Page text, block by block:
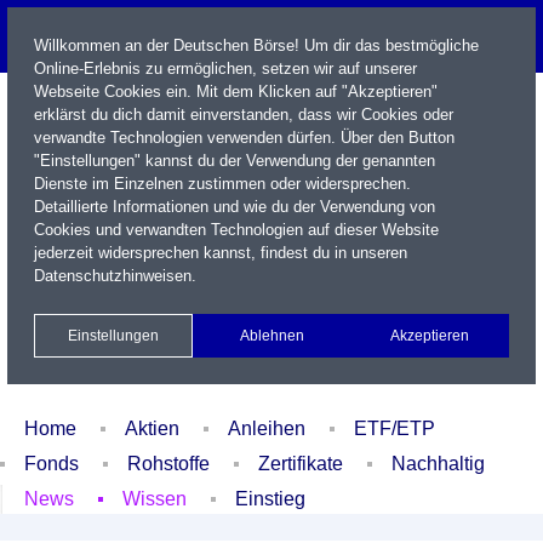
Name / WKN / ISIN / Kürzel
Xetra Realtime
Watchlist Portfolio Login
Home Aktien Anleihen
ETF/ETP
Fonds
Rohstoffe Zertifikate
Nachhaltig
News
Wissen Einstieg
Willkommen an der Deutschen Börse! Um dir das bestmögliche
Online-Erlebnis zu ermöglichen, setzen wir auf unserer
Webseite Cookies ein. Mit dem Klicken auf "Akzeptieren"
erklärst du dich damit einverstanden, dass wir Cookies oder
verwandte Technologien verwenden dürfen. Über den Button
"Einstellungen" kannst du der Verwendung der genannten
Dienste im Einzelnen zustimmen oder widersprechen.
Detaillierte Informationen und wie du der Verwendung von
Cookies und verwandten Technologien auf dieser Website
jederzeit widersprechen kannst, findest du in unseren
Datenschutzhinweisen.
Einstellungen Ablehnen Akzeptieren